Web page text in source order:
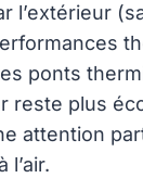
l’extérieur
ponts
reste plus
attention
l’air.